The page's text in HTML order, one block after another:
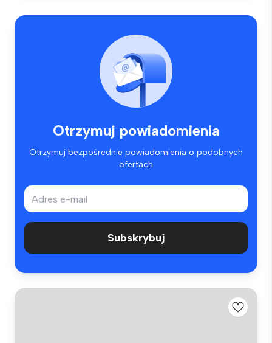
Otrzymuj powiadomienia
Otrzymuj bezpośrednie powiadomienia o podobnych
ofertach
Subskrybuj